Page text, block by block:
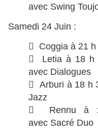
avec Swing
Samedi 24 Juin :
 Coggia à 21 h
 Letia à 18 h
avec Dialogues
 Arburi à 18 h
Jazz
 Rennu à
avec Sacré Duo